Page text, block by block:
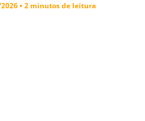
• 2 minutos de leitura